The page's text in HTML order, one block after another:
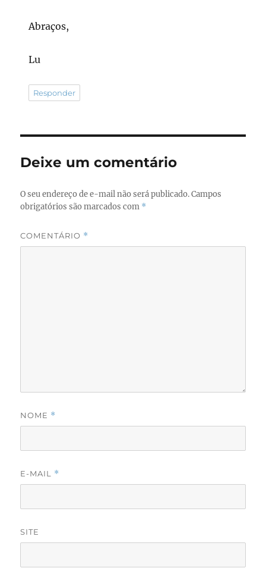
Abraços,
Lu
Responder
Deixe um comentário
O seu endereço de e-mail não será publicado. Campos
obrigatórios são marcados com *
COMENTÁRIO *
NOME *
E-MAIL *
SITE